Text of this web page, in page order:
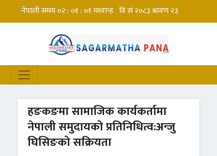
हङकङमा सामाजिक कार्यकर्तामा
नेपाली समुदायको प्रतिनिधित्व:अन्जु
घिसिङको सक्रियता